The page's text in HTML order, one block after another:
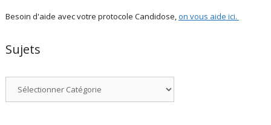
Besoin d'aide avec votre protocole Candidose,on vous aide ici.
Sujets